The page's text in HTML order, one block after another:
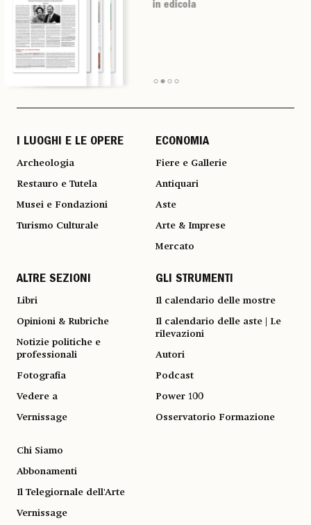
in edicola
in edicola
in edicola
in edicola
I LUOGHI E LE OPERE
Archeologia
Restauro e Tutela
Musei e Fondazioni
Turismo Culturale
ECONOMIA
Fiere e Gallerie
Antiquari
Aste
Arte & Imprese
Mercato
ALTRE SEZIONI
Libri
Opinioni & Rubriche
Notizie politiche e
professionali
Fotografia
Vedere a
Vernissage
GLI STRUMENTI
Il calendario delle mostre
Il calendario delle aste | Le
rilevazioni
Autori
Podcast
Power 100
Osservatorio Formazione
Chi Siamo
Abbonamenti
Il Telegiornale dell'Arte
Vernissage